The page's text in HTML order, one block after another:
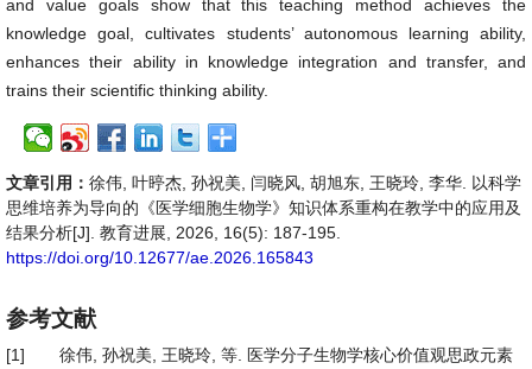
and value goals show that this teaching method achieves the
knowledge goal, cultivates students’ autonomous learning ability,
enhances their ability in knowledge integration and transfer, and
trains their scientific thinking ability.
文章引用： 徐伟, 叶䁎杰, 孙祝美, 闫晓风, 胡旭东, 王晓玲, 李华. 以科学
思维培养为导向的《医学细胞生物学》知识体系重构在教学中的应用及
结果分析[J]. 教育进展, 2026, 16(5): 187-195.
https://doi.org/10.12677/ae.2026.165843
参考文献
[1]
徐伟, 孙祝美, 王晓玲, 等. 医学分子生物学核心价值观思政元素